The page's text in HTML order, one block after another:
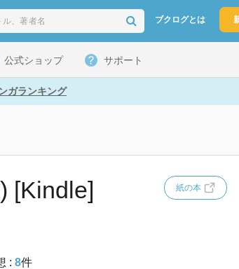
ブクログとは
公式ショップ サポート
ガランキング
[Kindle] 紙の本
: 8件